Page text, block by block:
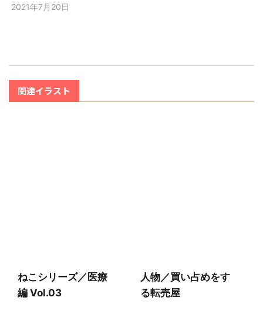
2021年7月20日
関連イラスト
ねこシリーズ／医療
編 Vol.03
人物／買い占めをす
る転売屋